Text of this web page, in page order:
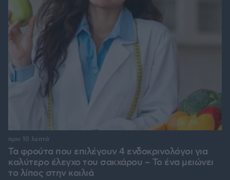
Τα φρούτα που επιλέγουν 4 ενδοκρινολόγοι για
καλύτερο έλεγχο του σακχάρου – Το ένα μειώνει
το λίπος στην κοιλιά
πριν 10 λεπτά